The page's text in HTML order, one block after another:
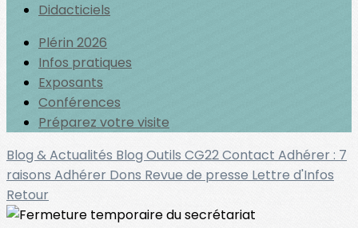
Didacticiels
Plérin 2026
Infos pratiques
Exposants
Conférences
Préparez votre visite
Blog & Actualités Blog Outils CG22Contact Adhérer : 7
raisons Adhérer Dons Revue de presse Lettre d'Infos
Retour